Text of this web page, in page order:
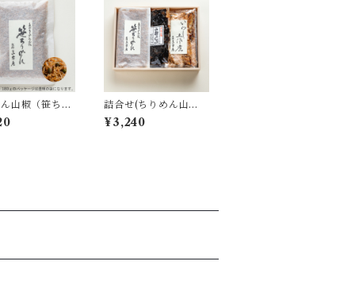
山椒（笹ちり
105g｜袋入
詰合せ(ちりめん山
椒・山椒昆布・いわし
土佐煮｜KIS-30)
¥3,240